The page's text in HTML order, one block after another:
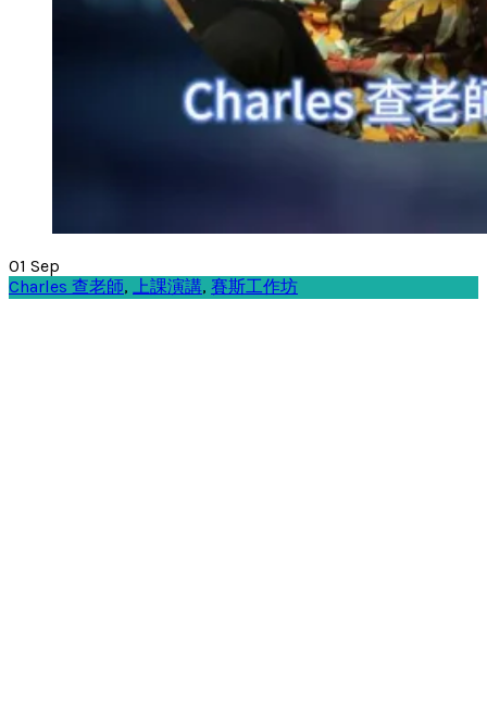
01 Sep
Charles 查老師, 上課演講, 賽斯工作坊